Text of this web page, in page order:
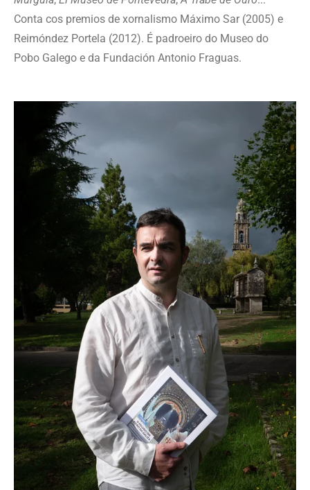
Conta cos premios de xornalismo Máximo Sar (2005) e
Reimóndez Portela (2012). É padroeiro do Museo do
Pobo Galego e da Fundación Antonio Fraguas.